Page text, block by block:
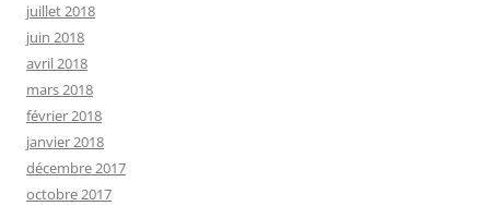
juillet 2018
juin 2018
avril 2018
mars 2018
février 2018
janvier 2018
décembre 2017
octobre 2017